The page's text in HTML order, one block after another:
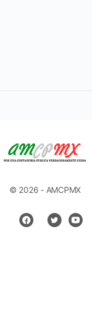
© 2026 - AMCPMX